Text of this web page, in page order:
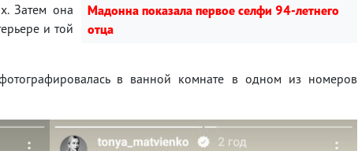
Мадонна показала первое селфи 94-летнего
отца
Затем она
и той
в ванной комнате в одном из номеров